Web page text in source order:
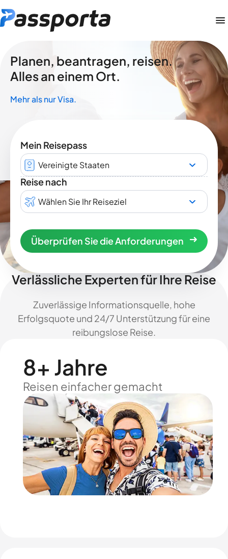
Planen, beantragen, reisen.
Alles an einem Ort.
Mehr als nur Visa.
Mein Reisepass
Vereinigte Staaten
Reise nach
Wählen Sie Ihr Reiseziel
Überprüfen Sie die Anforderungen
Verlässliche Experten für Ihre Reise
Zuverlässige Informationsquelle, hohe
Erfolgsquote und 24/7 Unterstützung für eine
reibungslose Reise.
8+ Jahre
Reisen einfacher gemacht